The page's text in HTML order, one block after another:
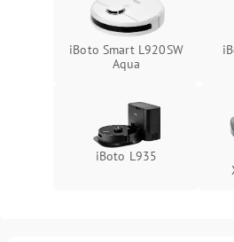
iBoto Smart L920SW
Aqua
iBoto L935